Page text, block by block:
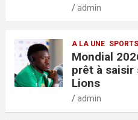
admin
A LA UNE SPORTS
Mondial
prêt à saisir
Lions
admin